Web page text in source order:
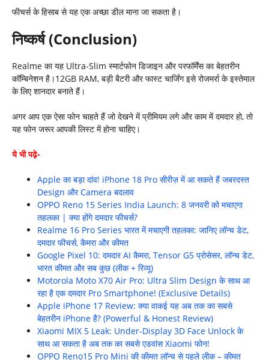
फीचर्स के हिसाब से यह एक अच्छा डील माना जा सकता है।
निष्कर्ष (Conclusion)
Realme का यह Ultra-Slim स्मार्टफोन डिजाइन और परफॉर्मेंस का बेहतरीन
कॉम्बिनेशन है।12GB RAM, बड़ी बैटरी और फास्ट चार्जिंग इसे रोजमर्रा के इस्तेमाल
के लिए शानदार बनाते हैं।
अगर आप एक ऐसा फोन चाहते हैं जो देखने में प्रीमियम लगे और काम में दमदार हो, तो
यह फोन जरूर आपकी लिस्ट में होना चाहिए।
ये भी पढ़े-
Apple का बड़ा दांव! iPhone 18 Pro सीरीज़ में आ सकते हैं जबरदस्त
Design और Camera बदलाव
OPPO Reno 15 Series India Launch: 8 जनवरी को मचाएगा
तहलका | क्या होंगे दमदार फीचर्स?
Realme 16 Pro Series भारत में मचाएगी तहलका: जानिए लॉन्च डेट,
दमदार फीचर्स, कैमरा और कीमत
Google Pixel 10: दमदार AI कैमरा, Tensor G5 प्रोसेसर, लॉन्च डेट,
भारत कीमत और सब कुछ (लीक + रिव्यू)
Motorola Moto X70 Air Pro: Ultra Slim Design के साथ आ
रहा है एक दमदार Pro Smartphone! (Exclusive Details)
Apple iPhone 17 Review: क्या वाकई यह अब तक का सबसे
बेहतरीन iPhone है? (Powerful & Honest Review)
Xiaomi MIX 5 Leak: Under-Display 3D Face Unlock के
साथ आ सकता है अब तक का सबसे एडवांस Xiaomi फोन!
OPPO Reno15 Pro Mini की कीमत लॉन्च से पहले लीक – कीमत